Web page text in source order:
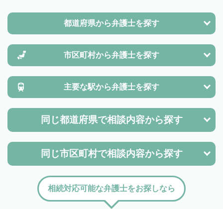
都道府県から弁護士を探す
市区町村から弁護士を探す
主要な駅から弁護士を探す
同じ都道府県で相談内容から探す
同じ市区町村で相談内容から探す
相続対応可能な弁護士をお探しなら